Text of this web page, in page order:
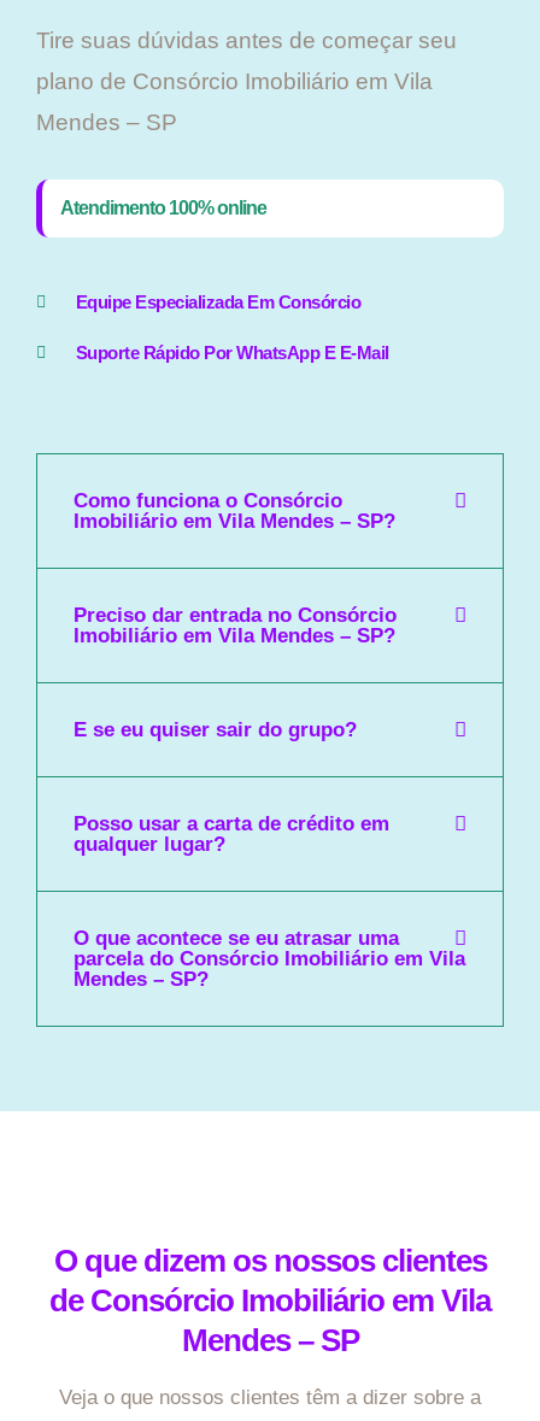
Tire suas dúvidas antes de começar seu
plano ​de Consórcio Imobiliário em Vila
Mendes – SP
Atendimento 100% online
Equipe Especializada Em Consórcio
Suporte Rápido Por WhatsApp E E-Mail
Como funciona o Consórcio
Imobiliário em Vila Mendes – SP?
Preciso dar entrada no Consórcio
Imobiliário em Vila Mendes – SP?
E se eu quiser sair do grupo?
Posso usar a carta de crédito em
qualquer lugar?
O que acontece se eu atrasar uma
parcela do Consórcio Imobiliário em Vila
Mendes – SP?
O que dizem os nossos clientes
de Consórcio Imobiliário em Vila
Mendes – SP
Veja o que nossos clientes têm a dizer sobre a